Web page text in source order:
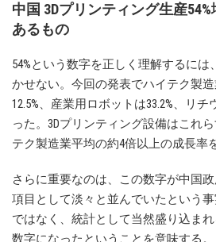
中国 3Dプリンティング生産
あるもの
54%という数字を正しく理解するに
かせない。今回の発表でハイテク製
12.5%、産業用ロボットは33.2%、リチ
った。3Dプリンティング設備はこれ
テク製造業平均の約4倍以上の成長率
さらに重要なのは、この数字が中国
項目として淡々と並んでいたという
ではなく、統計として当然盛り込ま
数字になったということを意味する。